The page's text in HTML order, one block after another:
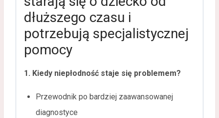
dłuższego czasu i
potrzebują specjalistycznej
pomocy
1. Kiedy niepłodność staje się problemem?
Przewodnik po bardziej zaawansowanej
diagnostyce